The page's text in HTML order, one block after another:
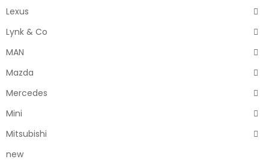
Lexus
Lynk & Co
MAN
Mazda
Mercedes
Mini
Mitsubishi
new